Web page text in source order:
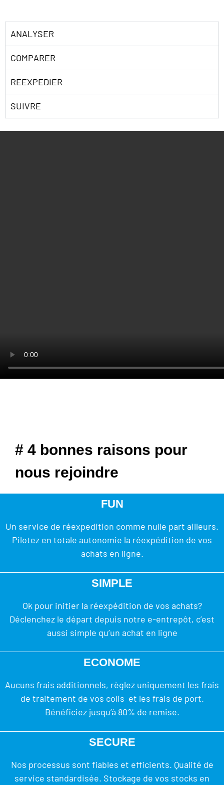
ANALYSER
COMPARER
REEXPEDIER
SUIVRE
# 4 bonnes raisons pour
nous rejoindre
FUN
Un service de réexpedition comme nulle part ailleurs.
Pilotez en totale autonomie la réexpédition de vos
achats en ligne.
SIMPLE
Ok pour initier la réexpédition de vos achats?
Déclenchez le départ depuis notre e-entrepôt, c’est
aussi simple qu’un achat en ligne
ECONOME
Aucuns frais additionnels, règlez uniquement les frais
de traitement de vos colis et les frais de port.
Bénéficiez jusqu’à 80% de remise.
SECURE
Nos processus sont fiables et efficients. Qualité de
service standardisée. Stockage de vos stocks en